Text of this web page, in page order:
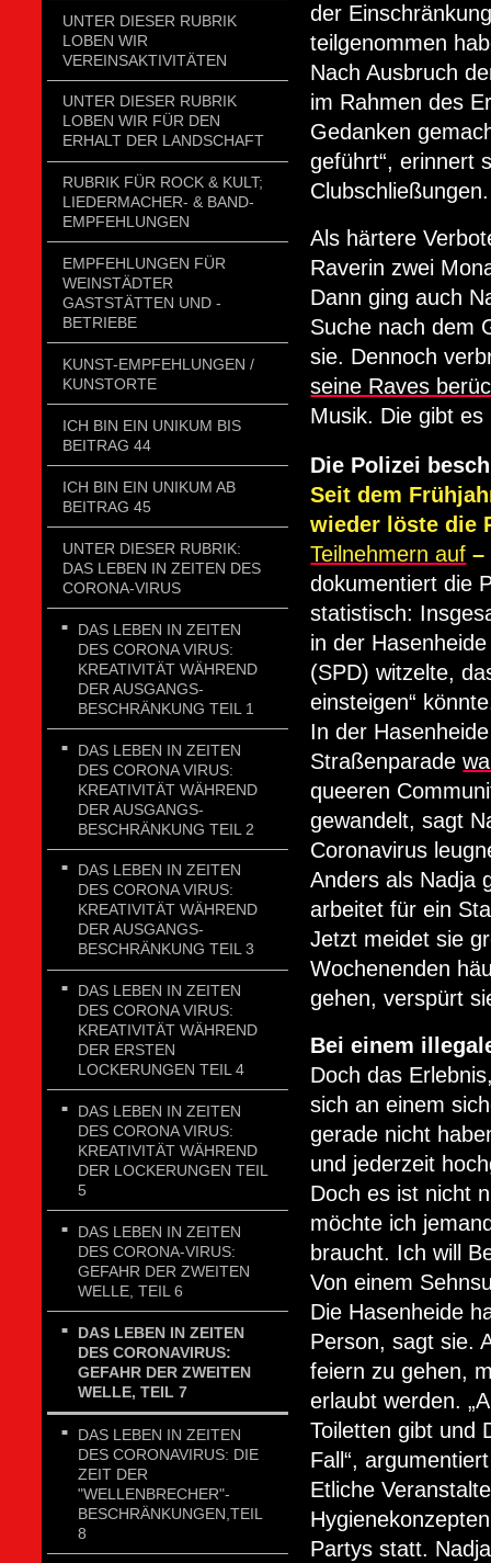
UNTER DIESER RUBRIK
LOBEN WIR
VEREINSAKTIVITÄTEN
UNTER DIESER RUBRIK
LOBEN WIR FÜR DEN
ERHALT DER LANDSCHAFT
RUBRIK FÜR ROCK & KULT;
LIEDERMACHER- & BAND-
EMPFEHLUNGEN
EMPFEHLUNGEN FÜR
WEINSTÄDTER
GASTSTÄTTEN UND -
BETRIEBE
KUNST-EMPFEHLUNGEN /
KUNSTORTE
ICH BIN EIN UNIKUM BIS
BEITRAG 44
ICH BIN EIN UNIKUM AB
BEITRAG 45
UNTER DIESER RUBRIK:
DAS LEBEN IN ZEITEN DES
CORONA-VIRUS
DAS LEBEN IN ZEITEN
DES CORONA VIRUS:
KREATIVITÄT WÄHREND
DER AUSGANGS-
BESCHRÄNKUNG TEIL 1
DAS LEBEN IN ZEITEN
DES CORONA VIRUS:
KREATIVITÄT WÄHREND
DER AUSGANGS-
BESCHRÄNKUNG TEIL 2
DAS LEBEN IN ZEITEN
DES CORONA VIRUS:
KREATIVITÄT WÄHREND
DER AUSGANGS-
BESCHRÄNKUNG TEIL 3
DAS LEBEN IN ZEITEN
DES CORONA VIRUS:
KREATIVITÄT WÄHREND
DER ERSTEN
LOCKERUNGEN TEIL 4
DAS LEBEN IN ZEITEN
DES CORONA VIRUS:
KREATIVITÄT WÄHREND
DER LOCKERUNGEN TEIL
5
DAS LEBEN IN ZEITEN
DES CORONA-VIRUS:
GEFAHR DER ZWEITEN
WELLE, TEIL 6
DAS LEBEN IN ZEITEN
DES CORONAVIRUS:
GEFAHR DER ZWEITEN
WELLE, TEIL 7
DAS LEBEN IN ZEITEN
DES CORONAVIRUS: DIE
ZEIT DER
"WELLENBRECHER"-
BESCHRÄNKUNGEN,TEIL
8
der
teilgenommen
Nach Ausbruch
im Rahmen des
Gedanken
geführt“, erinnert
Clubschließungen.
Als härtere
Raverin zwei
Dann ging auch
Suche nach dem
sie. Dennoch
seine Raves
Musik. Die gibt es
Die Polizei
Seit dem
wieder löste die
Teilnehmern auf –
dokumentiert die
statistisch:
in der
(SPD) witzelte,
einsteigen“
In der
Straßenparade
queeren
gewandelt, sagt
Coronavirus
Anders als Nadja
arbeitet für ein
Jetzt meidet sie
Wochenenden
gehen, verspürt
Bei einem
Doch das
sich an einem
gerade nicht
und jederzeit
Doch es ist nicht
möchte ich
braucht. Ich will
Von einem
Die Hasenheide
Person, sagt sie.
feiern zu gehen,
erlaubt werden.
Toiletten gibt und
Fall“,
Etliche
Partys statt.